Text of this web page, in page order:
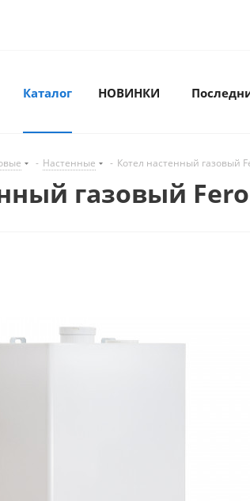
Каталог НОВИНКИ
- Настенные - Котел настенный газовый
газовый